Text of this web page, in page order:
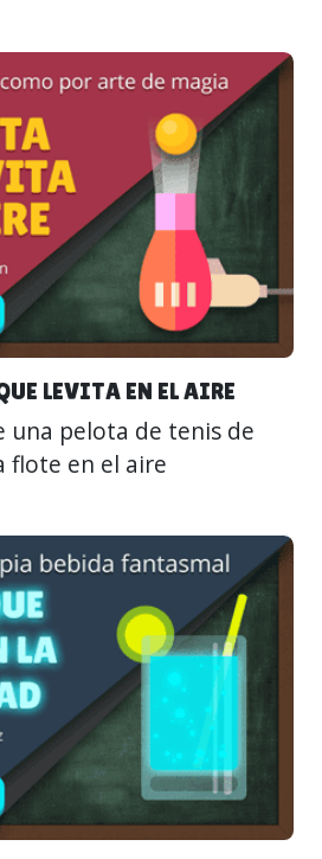
LEVITA EN EL AIRE
una pelota de tenis de
flote en el aire